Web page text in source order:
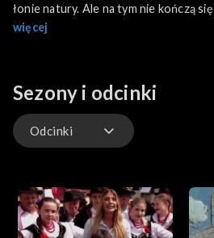
łonie natury. Ale na tym nie kończą
się tu ruszyć, np. szlakiem latarni
miejscowe stroje ludowe i przepis na
cukinią i płatkami owsianymi.
więcej
Sezony i odcinki
Odcinki